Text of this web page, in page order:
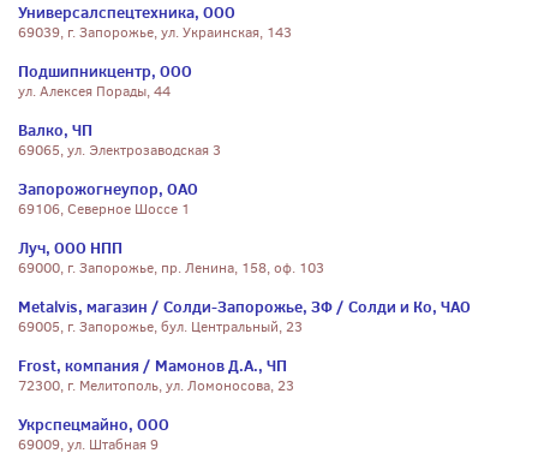
Универсалспецтехника, ООО
69039, г. Запорожье, ул. Украинская, 143
Подшипникцентр, ООО
ул. Алексея Порады, 44
Валко, ЧП
69065, ул. Электрозаводская 3
Запорожогнеупор, ОАО
69106, Северное Шоссе 1
Луч, ООО НПП
69000, г. Запорожье, пр. Ленина, 158, оф. 103
Metalvis, магазин / Солди-Запорожье, ЗФ / Солди и Ко, ЧАО
69005, г. Запорожье, бул. Центральный, 23
Frost, компания / Мамонов Д.А., ЧП
72300, г. Мелитополь, ул. Ломоносова, 23
Укрспецмайно, ООО
69009, ул. Штабная 9